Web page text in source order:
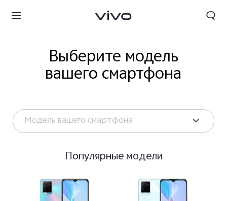
Выберите модель
вашего смартфона
Модель вашего смартфона
Популярные модели